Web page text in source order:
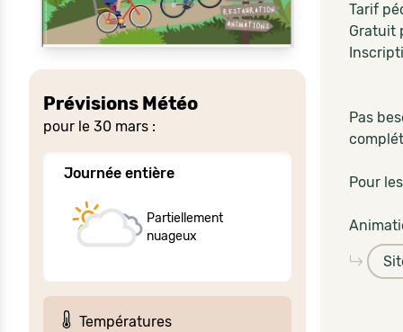
Prévisions Météo
pour le 30 mars :
Journée entière
Partiellement
nuageux
Températures
Tarif
Gratuit
Pas
Pour